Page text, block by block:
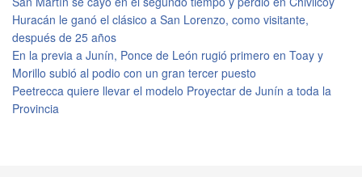
Huracán le ganó el clásico a San Lorenzo, como visitante,
después de 25 años
En la previa a Junín, Ponce de León rugió primero en Toay y
Morillo subió al podio con un gran tercer puesto
Peetrecca quiere llevar el modelo Proyectar de Junín a toda la
Provincia